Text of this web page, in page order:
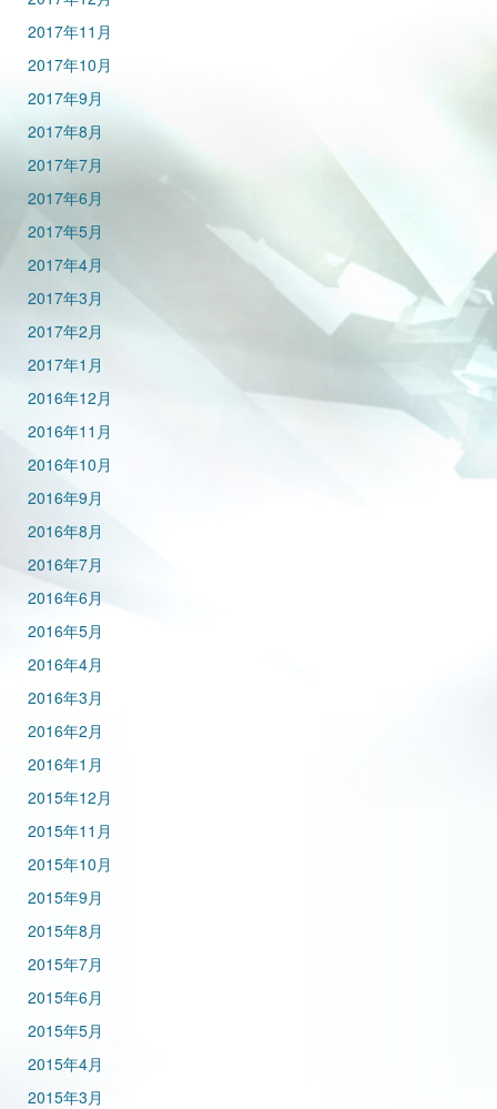
2017年11月
2017年10月
2017年9月
2017年8月
2017年7月
2017年6月
2017年5月
2017年4月
2017年3月
2017年2月
2017年1月
2016年12月
2016年11月
2016年10月
2016年9月
2016年8月
2016年7月
2016年6月
2016年5月
2016年4月
2016年3月
2016年2月
2016年1月
2015年12月
2015年11月
2015年10月
2015年9月
2015年8月
2015年7月
2015年6月
2015年5月
2015年4月
2015年3月